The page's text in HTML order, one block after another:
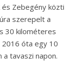
Zebegény közti
szerepelt a
30 kilométeres
2016 óta egy 10
tavaszi napon.